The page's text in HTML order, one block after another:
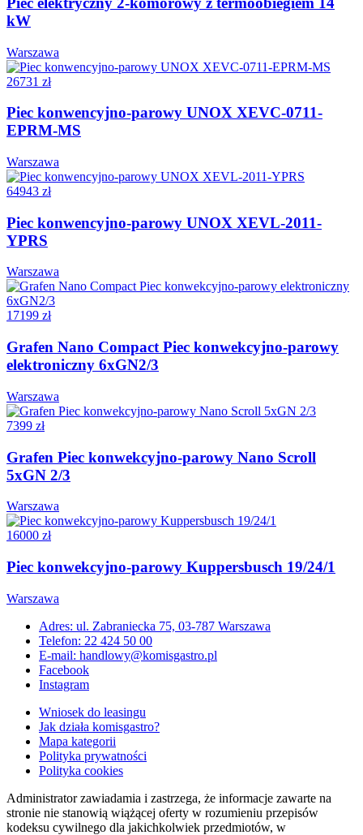
kW
Warszawa
26731 zł
Piec konwencyjno-parowy UNOX XEVC-0711-
EPRM-MS
Warszawa
64943 zł
Piec konwencyjno-parowy UNOX XEVL-2011-
YPRS
Warszawa
17199 zł
Grafen Nano Compact Piec konwekcyjno-parowy
elektroniczny 6xGN2/3
Warszawa
7399 zł
Grafen Piec konwekcyjno-parowy Nano Scroll
5xGN 2/3
Warszawa
16000 zł
Piec konwekcyjno-parowy Kuppersbusch 19/24/1
Warszawa
Adres: ul. Zabraniecka 75, 03-787 Warszawa
Telefon: 22 424 50 00
E-mail: handlowy@komisgastro.pl
Facebook
Instagram
Wniosek do leasingu
Jak działa komisgastro?
Mapa kategorii
Polityka prywatności
Polityka cookies
Administrator zawiadamia i zastrzega, że informacje zawarte na
stronie nie stanowią wiążącej oferty w rozumieniu przepisów
kodeksu cywilnego dla jakichkolwiek przedmiotów, w